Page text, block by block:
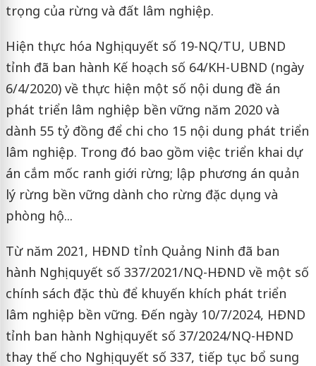
trọng của rừng và đất lâm nghiệp.
Hiện thực hóa Nghị quyết số 19-NQ/TU, UBND
tỉnh đã ban hành Kế hoạch số 64/KH-UBND (ngày
6/4/2020) về thực hiện một số nội dung đề án
phát triển lâm nghiệp bền vững năm 2020 và
dành 55 tỷ đồng để chi cho 15 nội dung phát triển
lâm nghiệp. Trong đó bao gồm việc triển khai dự
án cắm mốc ranh giới rừng; lập phương án quản
lý rừng bền vững dành cho rừng đặc dụng và
phòng hộ...
Từ năm 2021, HĐND tỉnh Quảng Ninh đã ban
hành Nghị quyết số 337/2021/NQ-HĐND về một số
chính sách đặc thù để khuyến khích phát triển
lâm nghiệp bền vững. Đến ngày 10/7/2024, HĐND
tỉnh ban hành Nghị quyết số 37/2024/NQ-HĐND
thay thế cho Nghị quyết số 337, tiếp tục bổ sung